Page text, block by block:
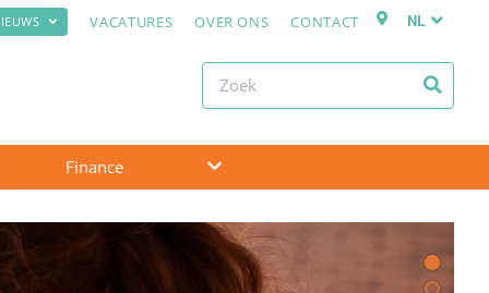
NL
VACATURES OVER ONS CONTACT
Finance